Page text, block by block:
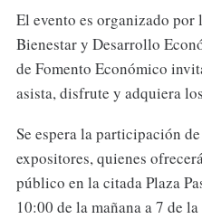
El evento es organizado
Bienestar y Desarrollo
de Fomento Económico
asista, disfrute y adquiera
Se espera la participación
expositores, quienes
público en la citada Plaza
10:00 de la mañana a 7 de